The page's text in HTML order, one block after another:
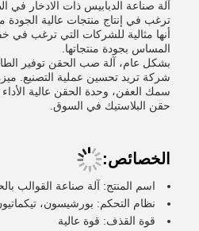
آلة صناعة الدبابيس ذات الادخار في
ترغب في إنتاج منتجات عالية الجودة
أنها مثالية للشركات التي ترغب في
المساس بجودة منتجاتها.
بشكل عام، آلة صب الحقن توفير
شركة تريد تحسين عملية التصنيع.
سمك العفن، وحدة الحقن عالية
حقن البلاستيك في السوق.
الخصائص:
اسم المنتج: آلة صناعة القوالب
نظام التحكم: بورشيسون،
قوة القذف: قوة عالية